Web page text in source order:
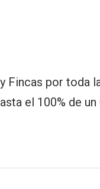
Fincas por toda
el 100% de